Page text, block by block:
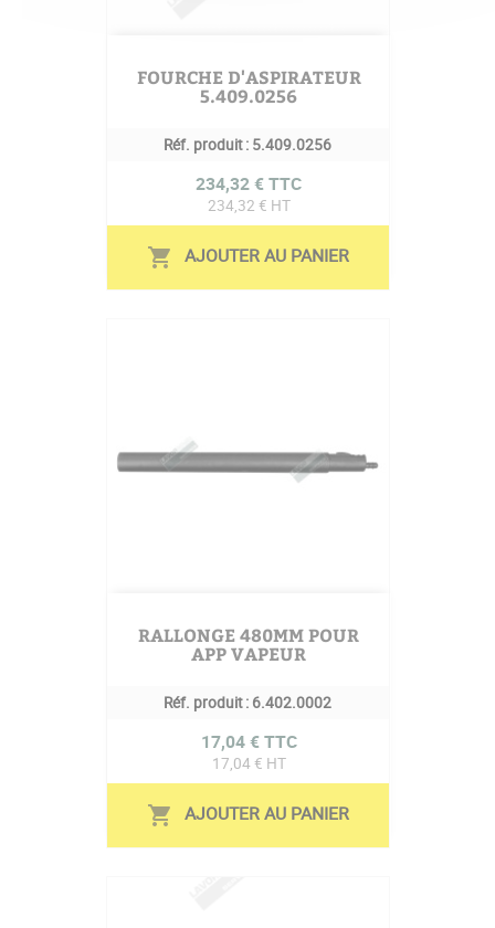
FOURCHE D'ASPIRATEUR
5.409.0256
Réf. produit : 5.409.0256
Prix
234,32 € TTC
234,32 € HT
shopping_cart AJOUTER AU PANIER
RALLONGE 480MM POUR
APP VAPEUR
Réf. produit : 6.402.0002
Prix
17,04 € TTC
17,04 € HT
shopping_cart AJOUTER AU PANIER